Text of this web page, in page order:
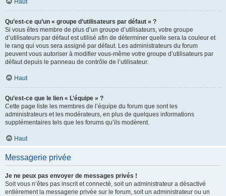
Haut
Qu’est-ce qu’un « groupe d’utilisateurs par défaut » ?
Si vous êtes membre de plus d’un groupe d’utilisateurs, votre groupe
d’utilisateurs par défaut est utilisé afin de déterminer quelle sera la couleur et
le rang qui vous sera assigné par défaut. Les administrateurs du forum
peuvent vous autoriser à modifier vous-même votre groupe d’utilisateurs par
défaut depuis le panneau de contrôle de l’utilisateur.
Haut
Qu’est-ce que le lien « L’équipe » ?
Cette page liste les membres de l’équipe du forum que sont les
administrateurs et les modérateurs, en plus de quelques informations
supplémentaires tels que les forums qu’ils modèrent.
Haut
Messagerie privée
Je ne peux pas envoyer de messages privés !
Soit vous n’êtes pas inscrit et connecté, soit un administrateur a désactivé
entièrement la messagerie privée sur le forum, soit un administrateur ou un